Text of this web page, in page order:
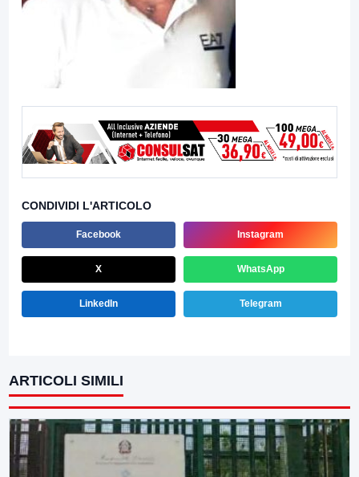
CONDIVIDI L'ARTICOLO
Facebook Instagram
X WhatsApp
LinkedIn Telegram
ARTICOLI SIMILI